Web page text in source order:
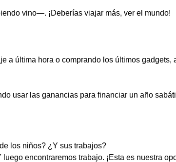
vino—. ¡Deberías viajar más, ver el mundo!
a última hora o comprando los últimos gadgets,
usar las ganancias para financiar un año
los niños? ¿Y sus trabajos?
encontraremos trabajo. ¡Esta es nuestra